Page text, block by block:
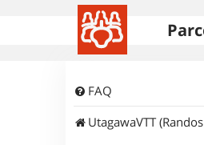
FAQ
UtagawaVTT